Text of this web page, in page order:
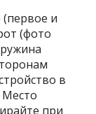
и
(фото
в
Место
при